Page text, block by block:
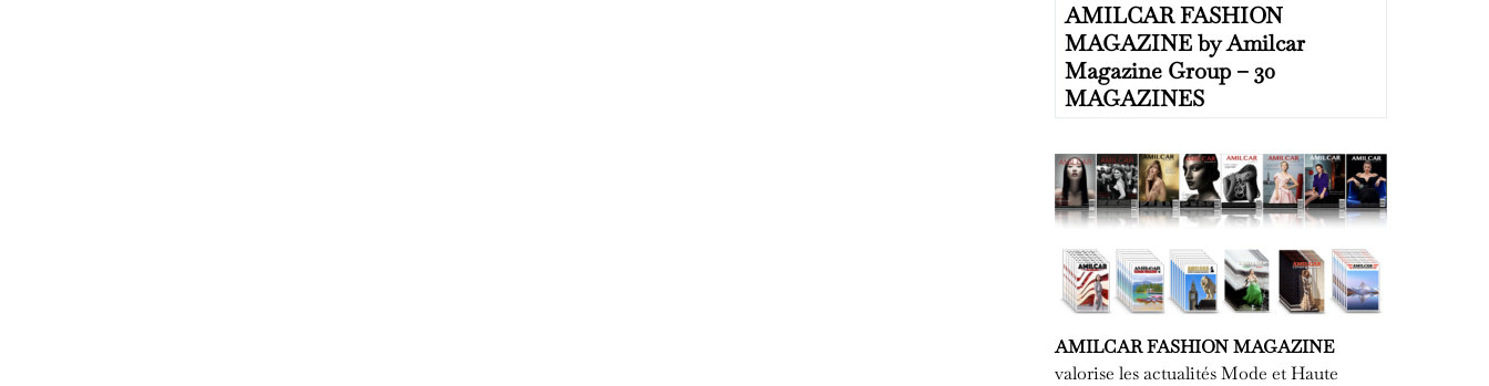
AMILCAR FASHION
MAGAZINE by Amilcar
Magazine Group – 30
MAGAZINES
AMILCAR FASHION MAGAZINE
valorise les actualités Mode et Haute